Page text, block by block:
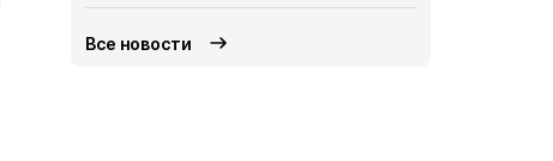
Все новости